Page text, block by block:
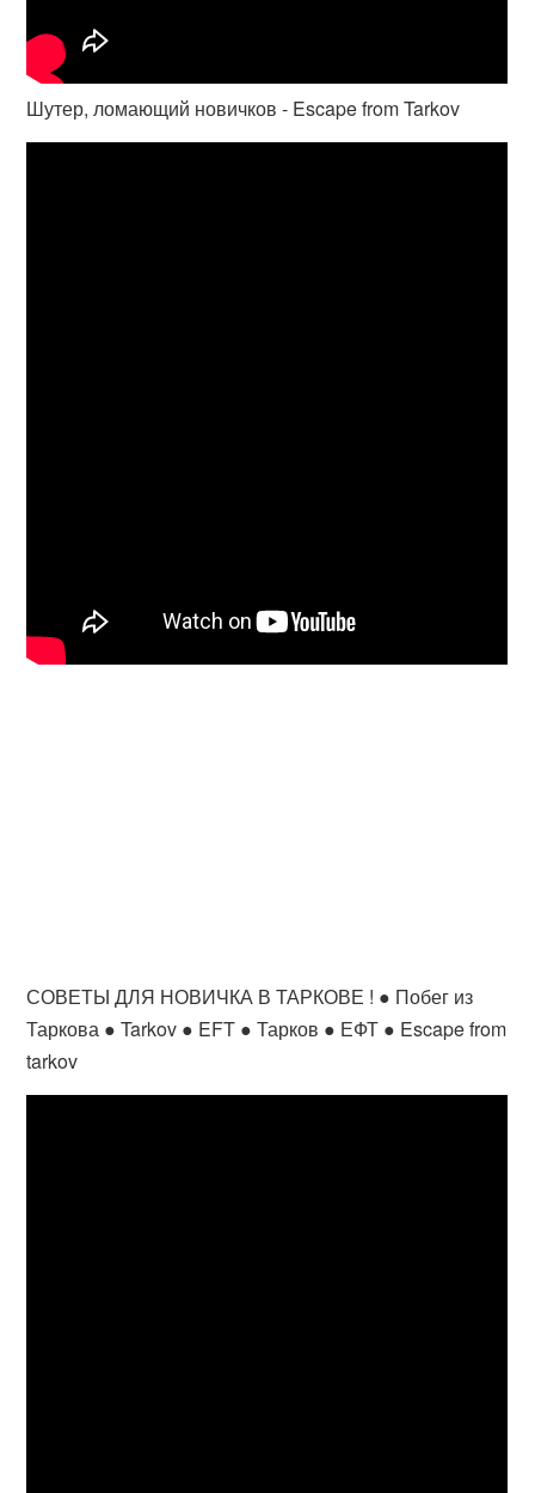
Шутер, ломающий новичков - Escape from Tarkov
СОВЕТЫ ДЛЯ НОВИЧКА В ТАРКОВЕ ! ● Побег из
Таркова ● Tarkov ● EFT ● Тарков ● ЕФТ ● Escape from
tarkov